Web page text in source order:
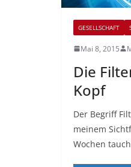
GESELLSCHAFT
Mai 8, 2015
Die
Kopf
Der Begriff
meinem
Wochen